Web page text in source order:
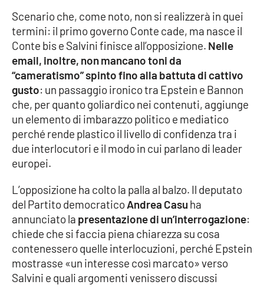
LaC OnAir
EDIZIONI
LOCALI
Catanzaro
Crotone
Vibo Valentia
Reggio Calabria
Cosenza
Lamezia Terme
Scenario che, come noto, non si realizzerà in quei
termini: il primo governo Conte cade, ma nasce il
Conte bis e Salvini finisce all’opposizione. Nelle
email, inoltre, non mancano toni da
“cameratismo” spinto fino alla battuta di cattivo
gusto: un passaggio ironico tra Epstein e Bannon
che, per quanto goliardico nei contenuti, aggiunge
un elemento di imbarazzo politico e mediatico
perché rende plastico il livello di confidenza tra i
due interlocutori e il modo in cui parlano di leader
europei.
L’opposizione ha colto la palla al balzo. Il deputato
del Partito democraticoAndrea Casu ha
annunciato la presentazione di un’interrogazione:
chiede che si faccia piena chiarezza su cosa
contenessero quelle interlocuzioni, perché Epstein
mostrasse «un interesse così marcato» verso
Salvini e quali argomenti venissero discussi